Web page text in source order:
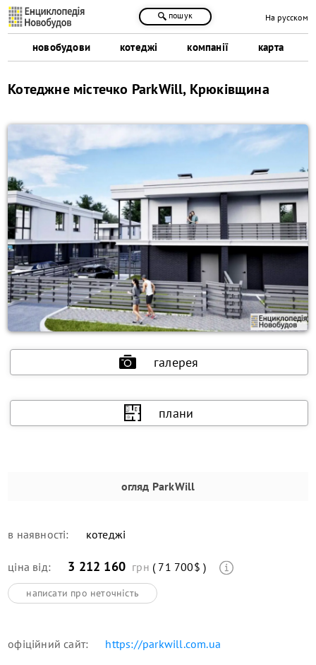
новобудови котеджі компанії карта
пошук На русском
Котеджне містечко ParkWill, Крюківщина
галерея
плани
огляд ParkWill
в наявності: котеджі
ціна від: 3 212 160 грн ( 71 700$ )
написати про неточність
офіційний сайт: https://parkwill.com.ua